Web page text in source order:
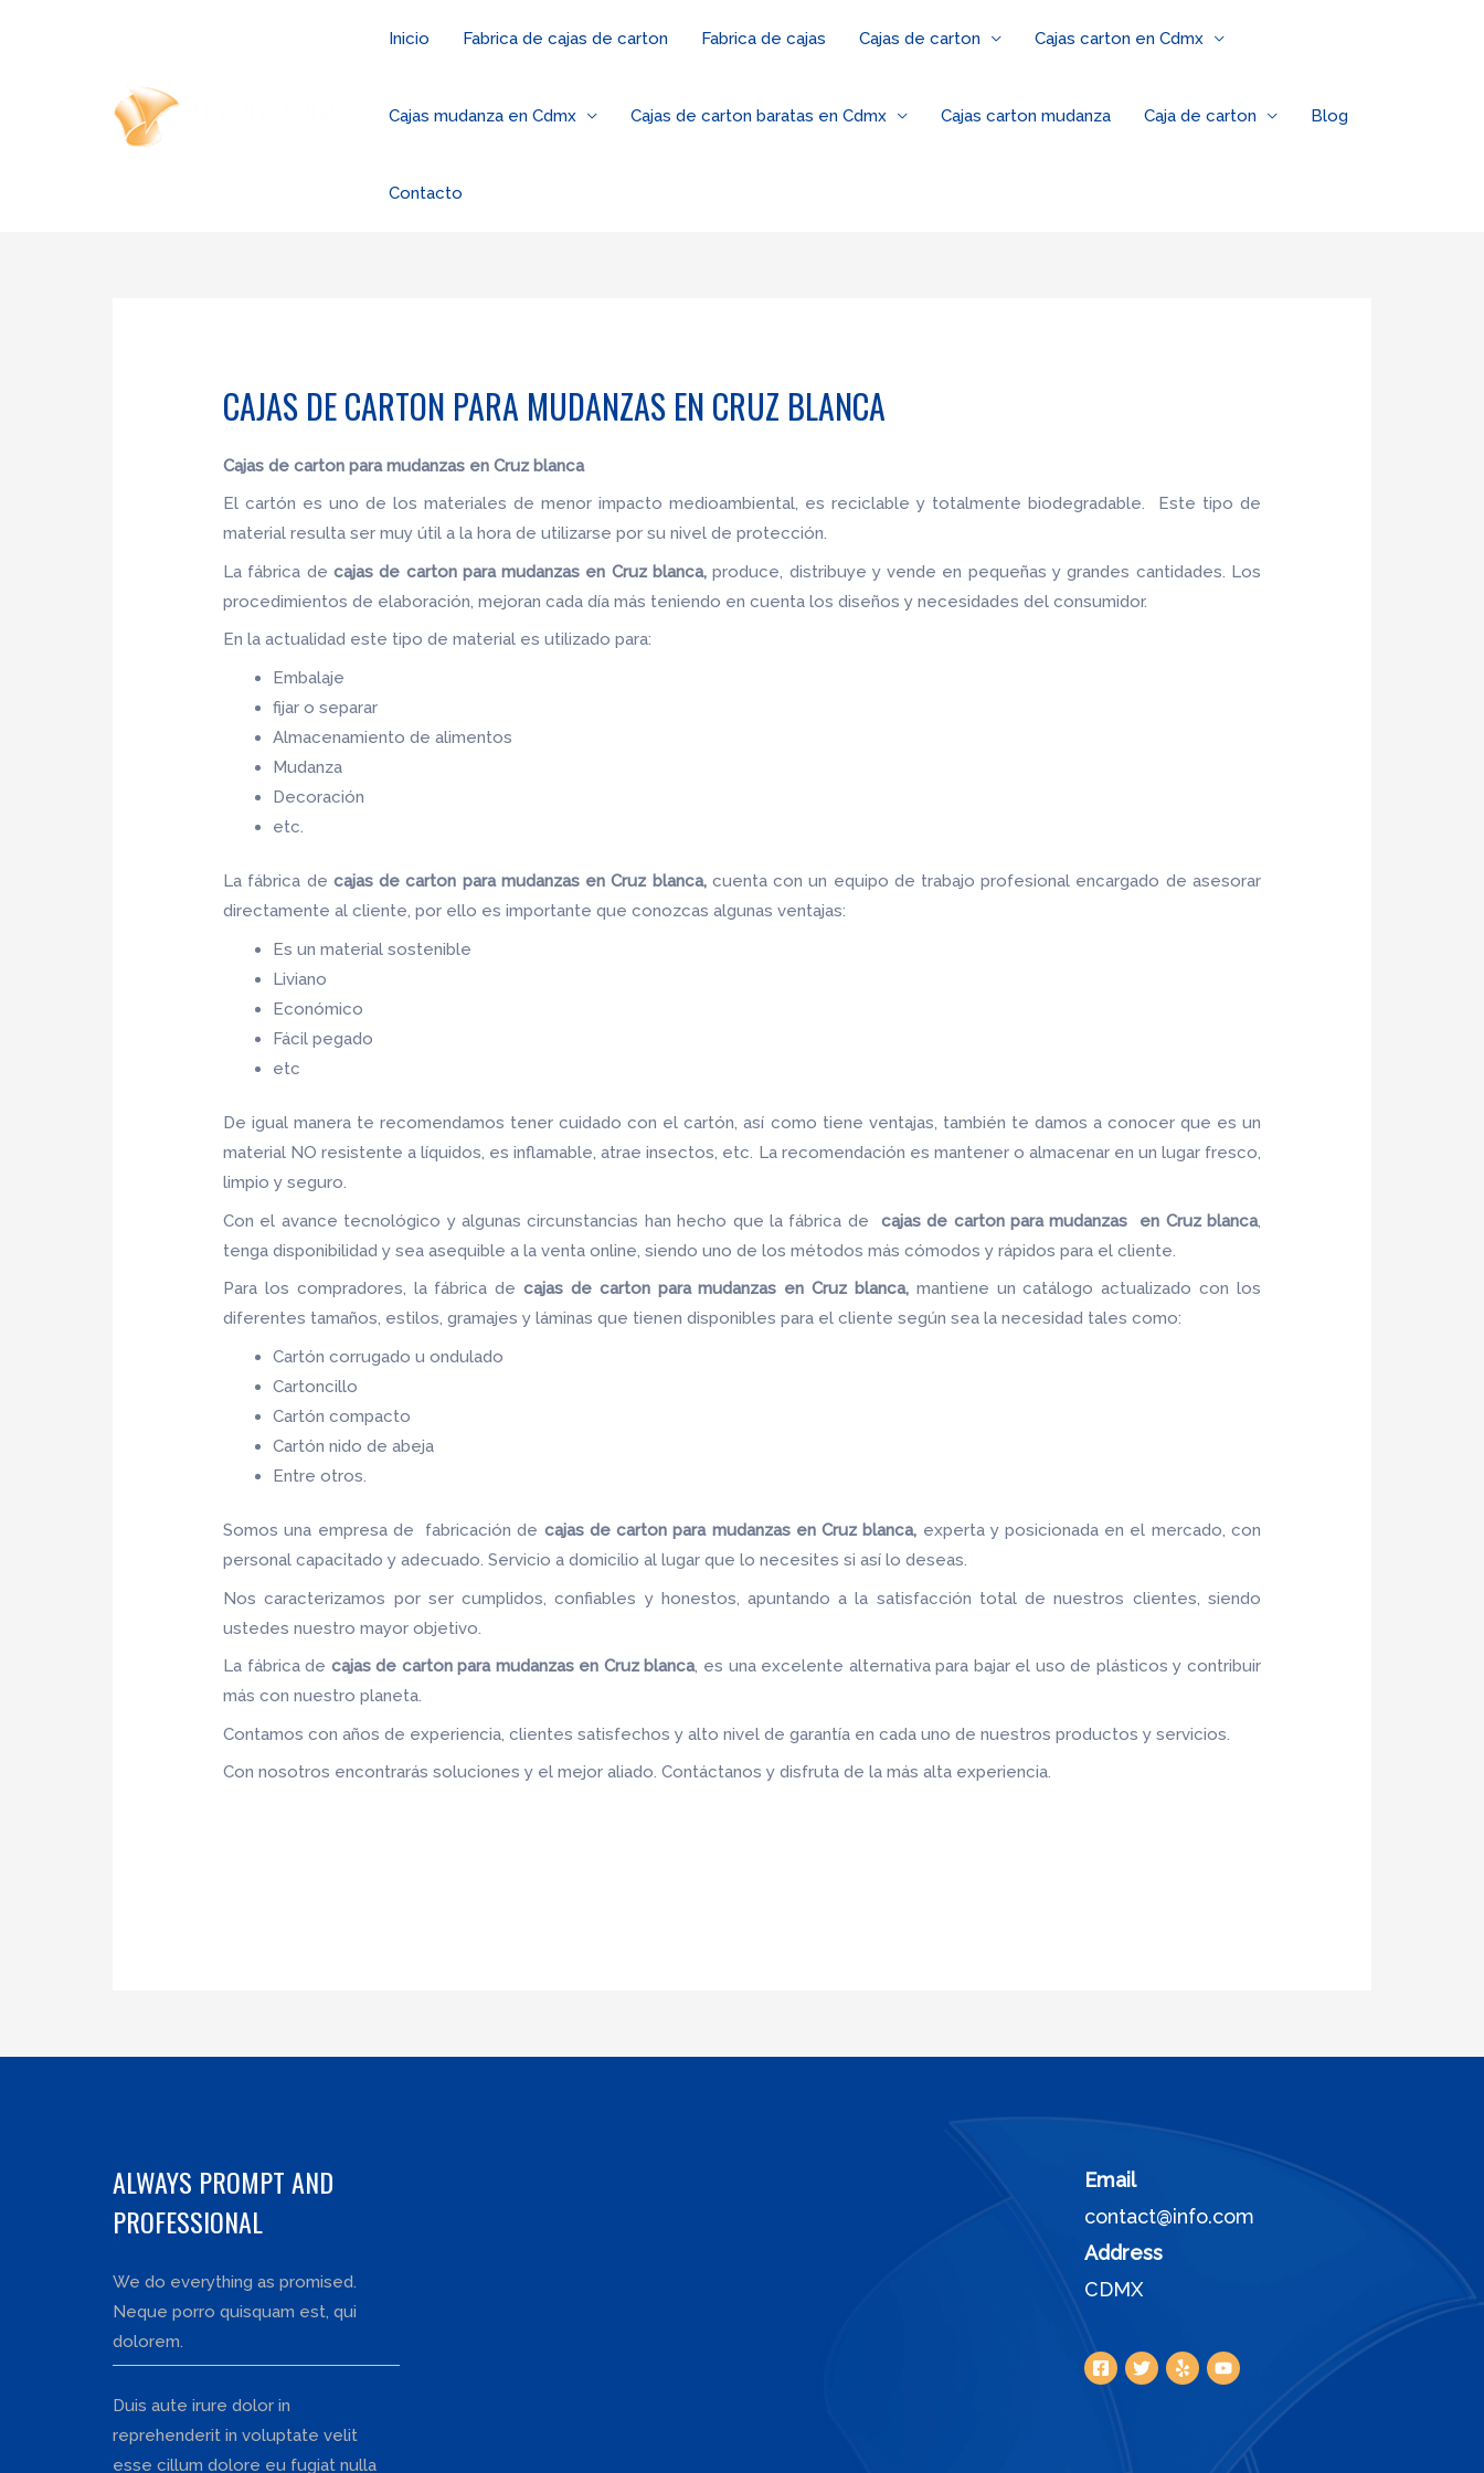
Inicio Fabrica de cajas de carton Fabrica de cajas Cajas de carton Cajas carton en Cdmx
Cajas mudanza en Cdmx Cajas de carton baratas en Cdmx Cajas carton mudanza Caja de carton Blog
Contacto
CAJAS DE CARTON PARA MUDANZAS EN CRUZ BLANCA
Cajas de carton para mudanzas en Cruz blanca
El cartón es uno de los materiales de menor impacto medioambiental, es reciclable y totalmente biodegradable. Este tipo de
material resulta ser muy útil a la hora de utilizarse por su nivel de protección.
La fábrica de cajas de carton para mudanzas en Cruz blanca, produce, distribuye y vende en pequeñas y grandes cantidades. Los
procedimientos de elaboración, mejoran cada día más teniendo en cuenta los diseños y necesidades del consumidor.
En la actualidad este tipo de material es utilizado para:
Embalaje
fijar o separar
Almacenamiento de alimentos
Mudanza
Decoración
etc.
La fábrica de cajas de carton para mudanzas en Cruz blanca, cuenta con un equipo de trabajo profesional encargado de asesorar
directamente al cliente, por ello es importante que conozcas algunas ventajas:
Es un material sostenible
Liviano
Económico
Fácil pegado
etc
De igual manera te recomendamos tener cuidado con el cartón, así como tiene ventajas, también te damos a conocer que es un
material NO resistente a líquidos, es inflamable, atrae insectos, etc. La recomendación es mantener o almacenar en un lugar fresco,
limpio y seguro.
Con el avance tecnológico y algunas circunstancias han hecho que la fábrica de cajas de carton para mudanzas en Cruz blanca,
tenga disponibilidad y sea asequible a la venta online, siendo uno de los métodos más cómodos y rápidos para el cliente.
Para los compradores, la fábrica decajas de carton para mudanzas en Cruz blanca, mantiene un catálogo actualizado con los
diferentes tamaños, estilos, gramajes y láminas que tienen disponibles para el cliente según sea la necesidad tales como:
Cartón corrugado u ondulado
Cartoncillo
Cartón compacto
Cartón nido de abeja
Entre otros.
Somos una empresa de fabricación de cajas de carton para mudanzas en Cruz blanca, experta y posicionada en el mercado, con
personal capacitado y adecuado. Servicio a domicilio al lugar que lo necesites si así lo deseas.
Nos caracterizamos por ser cumplidos, confiables y honestos, apuntando a la satisfacción total de nuestros clientes, siendo
ustedes nuestro mayor objetivo.
La fábrica de cajas de carton para mudanzas en Cruz blanca, es una excelente alternativa para bajar el uso de plásticos y contribuir
más con nuestro planeta.
Contamos con años de experiencia, clientes satisfechos y alto nivel de garantía en cada uno de nuestros productos y servicios.
Con nosotros encontrarás soluciones y el mejor aliado.Contáctanos y disfruta de la más alta experiencia.
ALWAYS PROMPT AND
PROFESSIONAL
We do everything as promised.
Neque porro quisquam est, qui
dolorem.
Duis aute irure dolor in
reprehenderit in voluptate velit
esse cillum dolore eu fugiat nulla
Email
contact@info.com
Address
CDMX